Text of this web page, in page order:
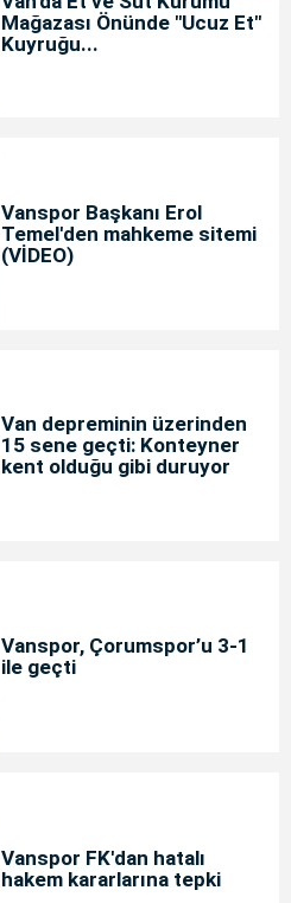
Mağazası Önünde "Ucuz Et"
Kuyruğu...
Vanspor Başkanı Erol
Temel'den mahkeme sitemi
(VİDEO)
Van depreminin üzerinden
15 sene geçti: Konteyner
kent olduğu gibi duruyor
Vanspor, Çorumspor’u 3-1
ile geçti
Vanspor FK'dan hatalı
hakem kararlarına tepki